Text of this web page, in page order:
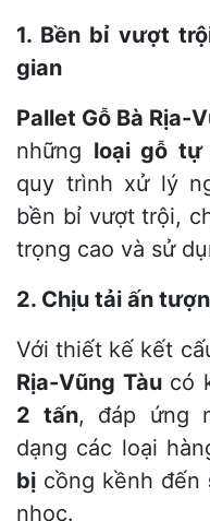
1. Bền bỉ vượt
gian
Pallet Gỗ Bà Rịa-
những loại gỗ tự
quy trình xử lý
bền bỉ vượt trội,
trọng cao và sử
2. Chịu tải ấn
Với thiết kế kết
Rịa-Vũng Tàucó
2 tấn, đáp ứng
dạng các loại
bị cồng kềnh đến
nhọc.